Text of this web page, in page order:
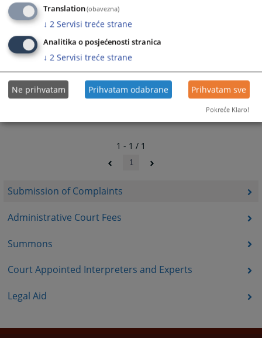
Submission of Complaints
Administrative Court Fees
Summons
Court Appointed Interpreters and Experts
Legal Aid
1 - 1 / 1
1
Translation(obavezna)
↓ 2 Servisi treće strane
Analitika o posjećenosti stranica
↓ 2 Servisi treće strane
Ne prihvatam Prihvatam odabrane Prihvatam sve
Pokreće Klaro!